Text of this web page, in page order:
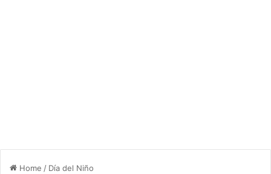
Home / Día del Niño